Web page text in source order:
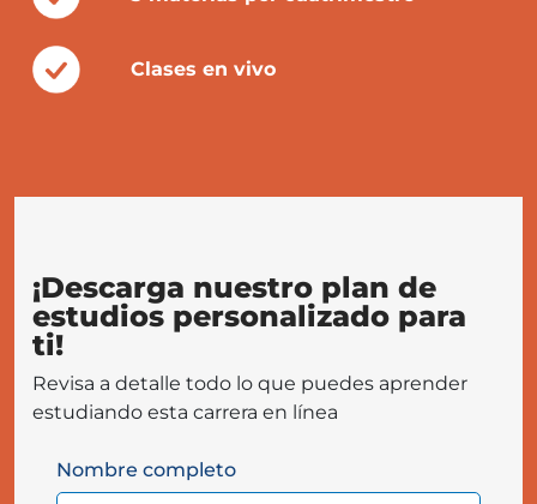
Clases en vivo
¡Descarga nuestro plan de
estudios personalizado para
ti!
Revisa a detalle todo lo que puedes aprender
estudiando esta carrera en línea
Nombre completo